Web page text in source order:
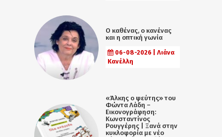
Ο καθένας, ο κανένας
και η οπτική γωνία
06-08-2026 | Λιάνα
Κανέλλη
«Άλκης ο ψεύτης» του
Φώντα Λάδη –
Εικονογράφηση:
Κωνσταντίνος
Ρουγγέρης | Ξανά στην
κυκλοφορία με νέο